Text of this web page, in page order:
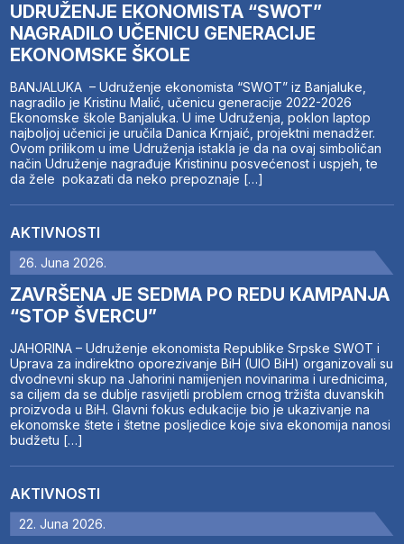
UDRUŽENJE EKONOMISTA “SWOT”
NAGRADILO UČENICU GENERACIJE
EKONOMSKE ŠKOLE
BANJALUKA – Udruženje ekonomista “SWOT” iz Banjaluke,
nagradilo je Kristinu Malić, učenicu generacije 2022-2026
Ekonomske škole Banjaluka. U ime Udruženja, poklon laptop
najboljoj učenici je uručila Danica Krnjaić, projektni menadžer.
Ovom prilikom u ime Udruženja istakla je da na ovaj simboličan
način Udruženje nagrađuje Kristininu posvećenost i uspjeh, te
da žele pokazati da neko prepoznaje […]
AKTIVNOSTI
26. Juna 2026.
ZAVRŠENA JE SEDMA PO REDU KAMPANJA
“STOP ŠVERCU”
JAHORINA – Udruženje ekonomista Republike Srpske SWOT i
Uprava za indirektno oporezivanje BiH (UIO BiH) organizovali su
dvodnevni skup na Jahorini namijenjen novinarima i urednicima,
sa ciljem da se dublje rasvijetli problem crnog tržišta duvanskih
proizvoda u BiH. Glavni fokus edukacije bio je ukazivanje na
ekonomske štete i štetne posljedice koje siva ekonomija nanosi
budžetu […]
AKTIVNOSTI
22. Juna 2026.